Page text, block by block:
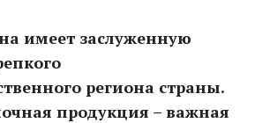
имеет заслуженную
региона страны.
продукция – важная